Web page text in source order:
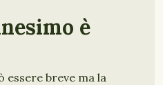
è
essere breve ma la